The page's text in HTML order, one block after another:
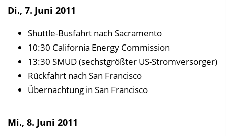
Di., 7. Juni 2011
Shuttle-Busfahrt nach Sacramento
10:30 California Energy Commission
13:30 SMUD (sechstgrößter US-Stromversorger)
Rückfahrt nach San Francisco
Übernachtung in San Francisco
Mi., 8. Juni 2011